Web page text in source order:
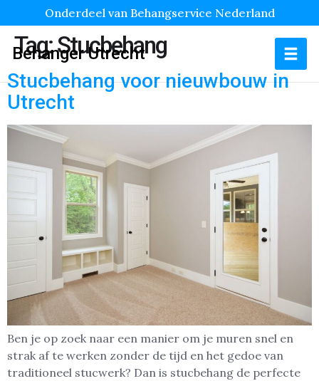
Onderdeel van Behangservice Nederland
Behanger Utrecht
Tag:Stucbehang
Stucbehang voor nieuwbouw in
Utrecht
Ben je op zoek naar een manier om je muren snel en
strak af te werken zonder de tijd en het gedoe van
traditioneel stucwerk? Dan is stucbehang de perfecte